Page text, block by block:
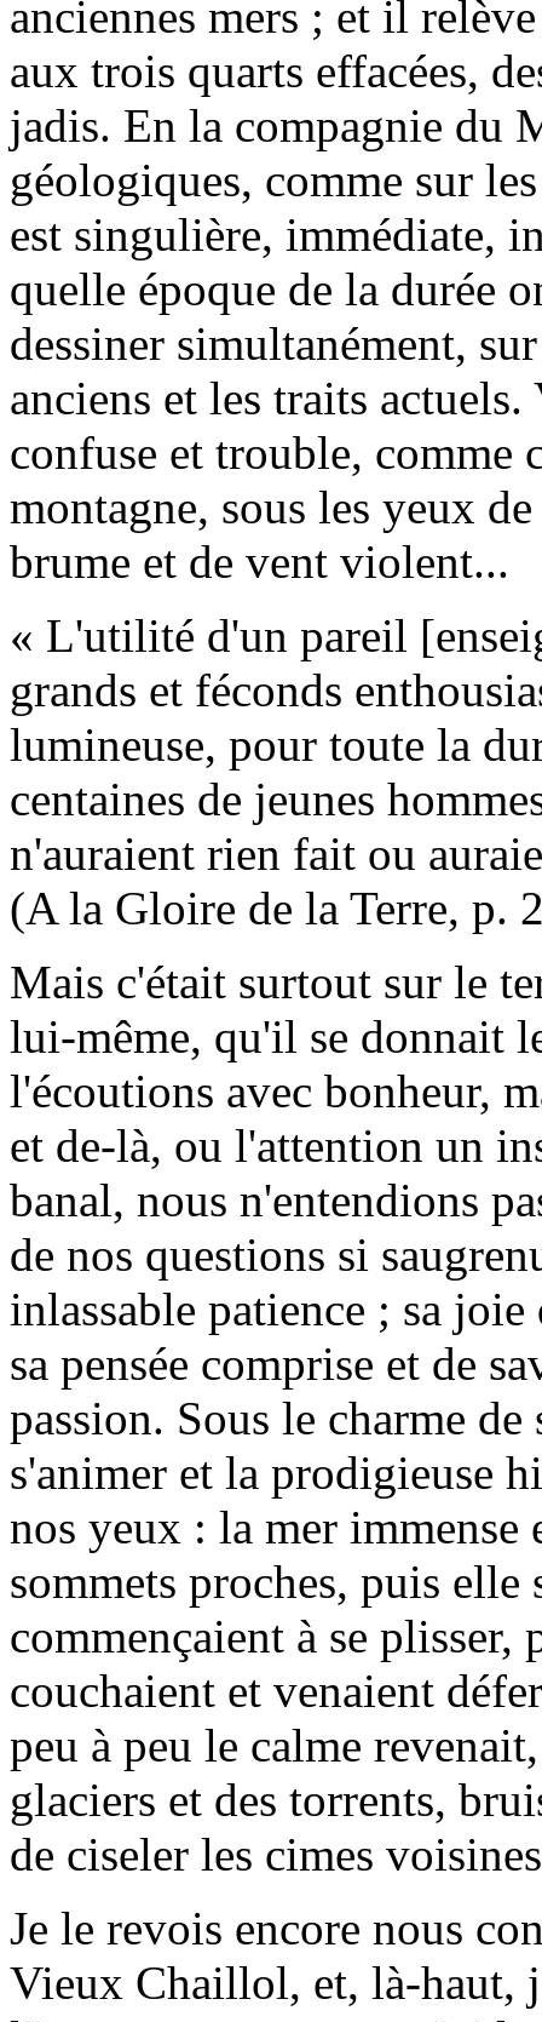
anciennes mers ; et il
aux trois quarts effacées,
jadis. En la compagnie du
géologiques, comme sur
est singulière, immédiate,
quelle époque de la durée
dessiner simultanément,
anciens et les traits
confuse et trouble, comme
montagne, sous les yeux
brume et de vent violent...
« L'utilité d'un pareil
grands et féconds
lumineuse, pour toute la
centaines de jeunes
n'auraient rien fait ou
(A la Gloire de la Terre, p.
Mais c'était surtout sur le
lui-même, qu'il se donnait
l'écoutions avec bonheur,
et de-là, ou l'attention un
banal, nous n'entendions
de nos questions si
inlassable patience ; sa
sa pensée comprise et de
passion. Sous le charme
s'animer et la prodigieuse
nos yeux : la mer immense
sommets proches, puis elle
commençaient à se plisser,
couchaient et venaient
peu à peu le calme
glaciers et des torrents,
de ciseler les cimes
Je le revois encore nous
Vieux Chaillol, et, là-haut,